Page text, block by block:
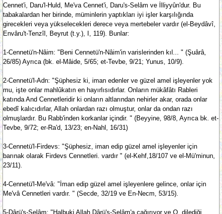
Cennet'i, Daru'l-Huld, Me'va Cennet'i, Daru's-Selâm ve İlliyyûn'dur. Bu
tabakalardan her birinde, müminlerin yaptıkları iyi işler karşılığında
girecekleri veya yükselecekleri derece veya mertebeler vardır (el-Beydâvî,
Envâru't-Tenzîl, Beyrut (t.y.), I, 119). Bunlar:
1-Cennetü'n-Nâim: "Beni Cennetü'n-Nâim'in varislerinden kıl... " (Şuârâ,
26/85) Ayrıca (bk. el-Mâide, 5/65; et-Tevbe, 9/21; Yunus, 10/9).
2-Cennetü'l-Adn: "Şüphesiz ki, iman edenler ve güzel amel işleyenler yok
mu, işte onlar mahlûkatın en hayırlısıdırlar. Onların mükâfâtı Rableri
katında And Cennetleridir ki onların altlarından nehirler akar, orada onlar
ebedî kalıcıdırlar, Allah onlardan razı olmuştur, onlar da ondan razı
olmuşlardır. Bu Rabb'inden korkanlar içindir. " (Beyyine, 98/8, Ayrıca bk. et-
Tevbe, 9/72; er-Ra'd, 13/23; en-Nahl, 16/31)
3-Cennetü'l-Firdevs: "Şüphesiz, iman edip güzel amel işleyenler için
barınak olarak Firdevs Cennetleri. vardır " (el-Kehf,18/107 ve el-Mü'minun,
23/11).
4-Cennetü'l-Me'vâ: "İman edip güzel amel işleyenlere gelince, onlar için
Me'vâ Cennetleri vardır. " (Secde, 32/19 ve En-Necm, 53/15).
5-Dârü's-Selâm: "Halbuki Allah Dârü's-Selâm'a çağırıyor ve O, dilediği